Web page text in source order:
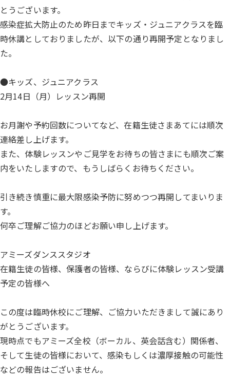
とうございます。
感染症拡大防止のため昨日までキッズ・ジュニアクラスを臨
時休講としておりましたが、以下の通り再開予定となりまし
た。
●キッズ、ジュニアクラス
2月14日（月）レッスン再開
お月謝や予約回数についてなど、在籍生徒さまあてには順次
連絡差し上げます。
また、体験レッスンやご見学をお待ちの皆さまにも順次ご案
内をいたしますので、もうしばらくお待ちください。
引き続き慎重に最大限感染予防に努めつつ再開してまいりま
す。
何卒ご理解ご協力のほどお願い申し上げます。
アミーズダンススタジオ
在籍生徒の皆様、保護者の皆様、ならびに体験レッスン受講
予定の皆様へ
この度は臨時休校にご理解、ご協力いただきまして誠にあり
がとうございます。
現時点でもアミーズ全校（ボーカル、英会話含む）関係者、
そして生徒の皆様において、感染もしくは濃厚接触の可能性
などの報告はございません。